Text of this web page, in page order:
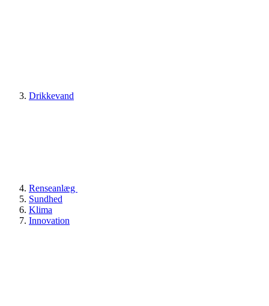
Drikkevand
Renseanlæg
Sundhed
Klima
Innovation